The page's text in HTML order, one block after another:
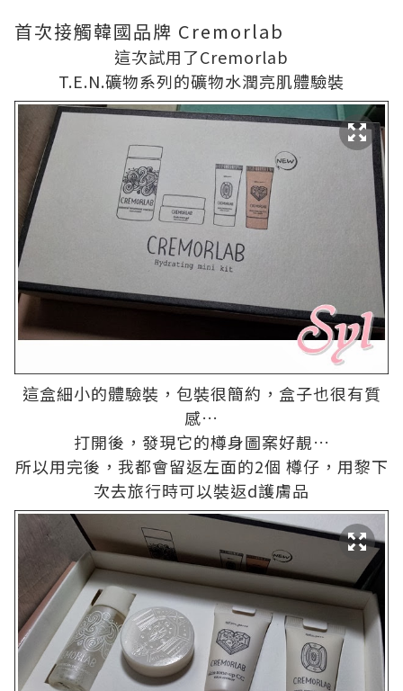
首次接觸韓國品牌 Cremorlab
這次試用了Cremorlab
T.E.N.礦物系列的礦物水潤亮肌體驗裝
這盒細小的體驗裝，包裝很簡約，盒子也很有質
感…
打開後，發現它的樽身圖案好靚…
所以用完後，我都會留返左面的2個 樽仔，用黎下
次去旅行時可以裝返d護膚品